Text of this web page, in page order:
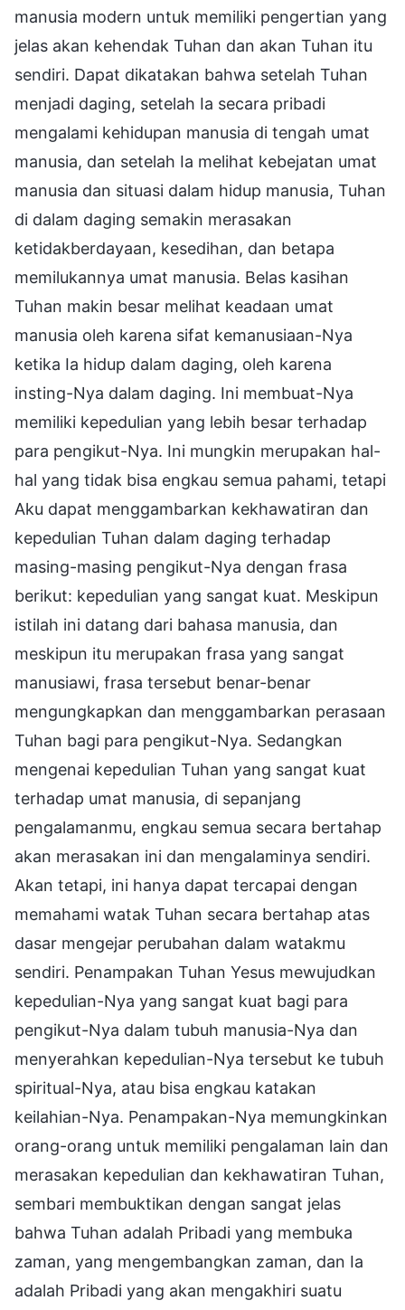
manusia modern untuk memiliki pengertian yang
jelas akan kehendak Tuhan dan akan Tuhan itu
sendiri. Dapat dikatakan bahwa setelah Tuhan
menjadi daging, setelah Ia secara pribadi
mengalami kehidupan manusia di tengah umat
manusia, dan setelah Ia melihat kebejatan umat
manusia dan situasi dalam hidup manusia, Tuhan
di dalam daging semakin merasakan
ketidakberdayaan, kesedihan, dan betapa
memilukannya umat manusia. Belas kasihan
Tuhan makin besar melihat keadaan umat
manusia oleh karena sifat kemanusiaan-Nya
ketika Ia hidup dalam daging, oleh karena
insting-Nya dalam daging. Ini membuat-Nya
memiliki kepedulian yang lebih besar terhadap
para pengikut-Nya. Ini mungkin merupakan hal-
hal yang tidak bisa engkau semua pahami, tetapi
Aku dapat menggambarkan kekhawatiran dan
kepedulian Tuhan dalam daging terhadap
masing-masing pengikut-Nya dengan frasa
berikut: kepedulian yang sangat kuat. Meskipun
istilah ini datang dari bahasa manusia, dan
meskipun itu merupakan frasa yang sangat
manusiawi, frasa tersebut benar-benar
mengungkapkan dan menggambarkan perasaan
Tuhan bagi para pengikut-Nya. Sedangkan
mengenai kepedulian Tuhan yang sangat kuat
terhadap umat manusia, di sepanjang
pengalamanmu, engkau semua secara bertahap
akan merasakan ini dan mengalaminya sendiri.
Akan tetapi, ini hanya dapat tercapai dengan
memahami watak Tuhan secara bertahap atas
dasar mengejar perubahan dalam watakmu
sendiri. Penampakan Tuhan Yesus mewujudkan
kepedulian-Nya yang sangat kuat bagi para
pengikut-Nya dalam tubuh manusia-Nya dan
menyerahkan kepedulian-Nya tersebut ke tubuh
spiritual-Nya, atau bisa engkau katakan
keilahian-Nya. Penampakan-Nya memungkinkan
orang-orang untuk memiliki pengalaman lain dan
merasakan kepedulian dan kekhawatiran Tuhan,
sembari membuktikan dengan sangat jelas
bahwa Tuhan adalah Pribadi yang membuka
zaman, yang mengembangkan zaman, dan Ia
adalah Pribadi yang akan mengakhiri suatu